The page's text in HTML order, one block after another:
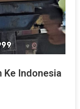
Indonesia